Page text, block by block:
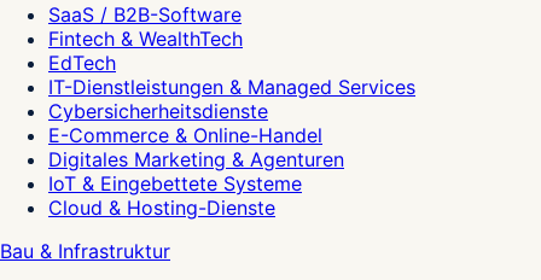
SaaS / B2B-Software
Fintech & WealthTech
EdTech
IT-Dienstleistungen & Managed Services
Cybersicherheitsdienste
E-Commerce & Online-Handel
Digitales Marketing & Agenturen
IoT & Eingebettete Systeme
Cloud & Hosting-Dienste
Bau & Infrastruktur